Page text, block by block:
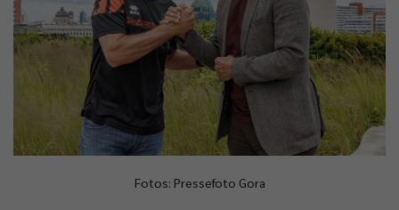
Fotos: Pressefoto Gora